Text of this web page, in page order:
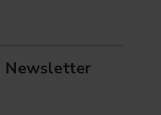
Newsletter